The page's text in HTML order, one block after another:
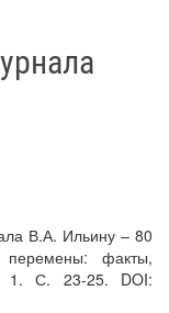
В.А. Ильину – 80
факты,
1. С. 23-25. DOI: